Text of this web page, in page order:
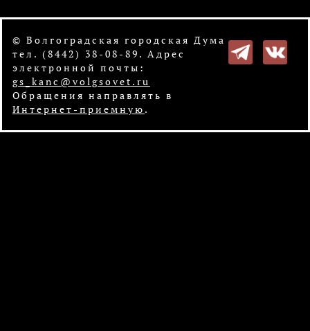
© Волгоградская городская Дума
тел. (8442) 38-08-89. Адрес
электронной почты:
gs_kanc@volgsovet.ru
Обращения направлять в
Интернет-приемную .